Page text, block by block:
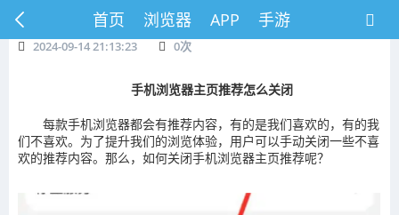
首页 浏览器 APP 手游
2024-09-14 21:13:23 0次
手机浏览器主页推荐怎么关闭
每款手机浏览器都会有推荐内容，有的是我们喜欢的，有的我
们不喜欢。为了提升我们的浏览体验，用户可以手动关闭一些不喜
欢的推荐内容。那么，如何关闭手机浏览器主页推荐呢？